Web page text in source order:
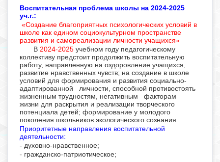
Воспитательная проблема школы на 2024-2025
уч.г.:
«Создание благоприятных психологических условий в
школе как едином социокультурном пространстве
развития и самореализации личности учащихся»
В 2024-2025 учебном году педагогическому
коллективу предстоит продолжить воспитательную
работу, направленную на оздоровление учащихся,
развитие нравственных чувств; на создание в школе
условий для формирования и развития социально-
адаптированной личности, способной противостоять
жизненным трудностям, негативным факторам
жизни для раскрытия и реализации творческого
потенциала детей; формирование у молодого
поколения школьников экологического сознания.
Приоритетные направления воспитательной
деятельности:
- духовно-нравственное;
- гражданско-патриотическое;